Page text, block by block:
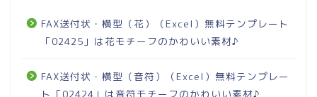
FAX送付状・横型（花）（Excel）無料テンプレート
「02425」は花モチーフのかわいい素材♪
FAX送付状・横型（音符）（Excel）無料テンプレー
ト「02424」は音符モチーフのかわいい素材♪